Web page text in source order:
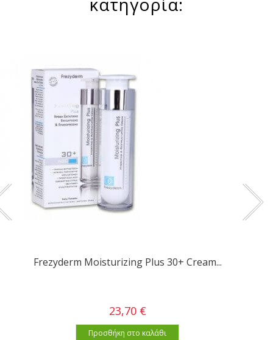
Frezyderm Moisturizing Plus 30+ Cream...
23,70 €
Προσθήκη στο καλάθι